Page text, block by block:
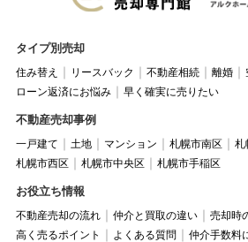
タイプ別売却
住み替え リースバック 不動産相続 離婚
ローン返済にお悩み
早く確実に売りたい
不動産売却事例
一戸建て 土地 マンション 札幌市南区 札
札幌市西区
札幌市中央区 札幌市手稲区
お役立ち情報
不動産売却の流れ 仲介と買取の違い
売却時
高く売るポイント
よくある質問 仲介手数料